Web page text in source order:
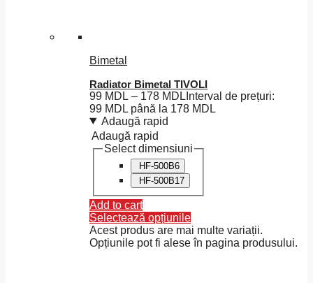
Bimetal
Radiator Bimetal TIVOLI
99 MDL – 178 MDL Interval de prețuri:
99 MDL până la 178 MDL
Adaugă rapid
Adaugă rapid
Select dimensiuni
HF-500B6
HF-500B17
Add to cart
Selectează opțiunile
Acest produs are mai multe variații.
Opțiunile pot fi alese în pagina produsului.